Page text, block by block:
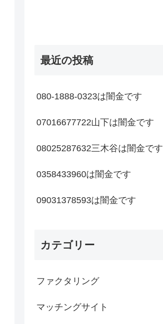
最近の投稿
080-1888-0323は闇金です
07016677722山下は闇金です
08025287632三木谷は闇金です
0358433960は闇金です
09031378593は闇金です
カテゴリー
ファクタリング
マッチングサイト